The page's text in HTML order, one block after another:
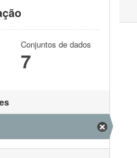
Conjuntos de dados
7